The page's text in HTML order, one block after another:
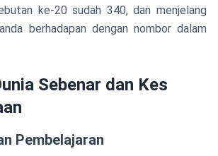
ke-20 sudah 340, dan menjelang
berhadapan dengan nombor dalam
Sebenar dan Kes
Pembelajaran